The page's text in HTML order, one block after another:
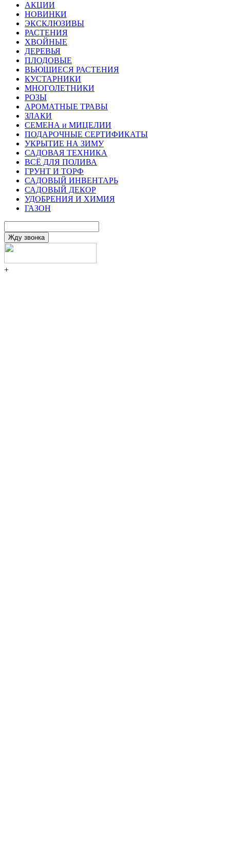
АКЦИИ
НОВИНКИ
ЭКСКЛЮЗИВЫ
РАСТЕНИЯ
ХВОЙНЫЕ
ДЕРЕВЬЯ
ПЛОДОВЫЕ
ВЬЮЩИЕСЯ РАСТЕНИЯ
КУСТАРНИКИ
МНОГОЛЕТНИКИ
РОЗЫ
АРОМАТНЫЕ ТРАВЫ
ЗЛАКИ
СЕМЕНА и МИЦЕЛИИ
ПОДАРОЧНЫЕ СЕРТИФИКАТЫ
УКРЫТИЕ НА ЗИМУ
САДОВАЯ ТЕХНИКА
ВСЁ ДЛЯ ПОЛИВА
ГРУНТ И ТОРФ
САДОВЫЙ ИНВЕНТАРЬ
САДОВЫЙ ДЕКОР
УДОБРЕНИЯ И ХИМИЯ
ГАЗОН
+